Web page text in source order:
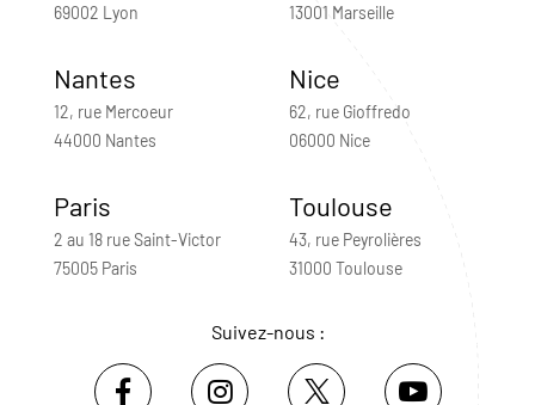
69002 Lyon
13001 Marseille
Nantes
12, rue Mercoeur
44000 Nantes
Nice
62, rue Gioffredo
06000 Nice
Paris
2 au 18 rue Saint-Victor
75005 Paris
Toulouse
43, rue Peyrolières
31000 Toulouse
Suivez-nous :